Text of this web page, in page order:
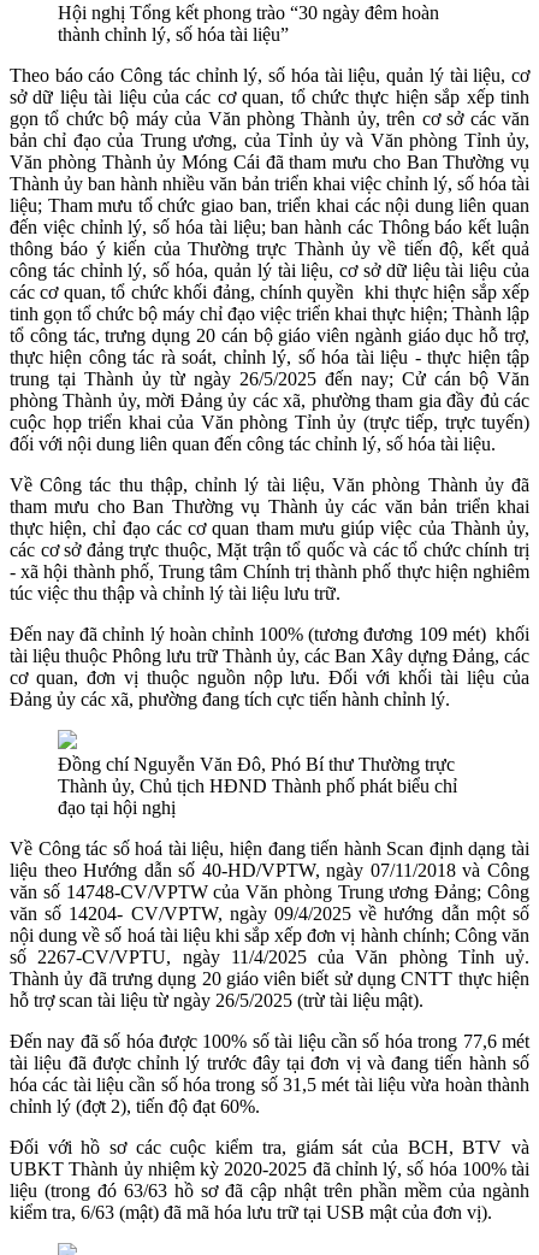
Hội nghị Tổng kết phong trào “30 ngày đêm hoàn
thành chỉnh lý, số hóa tài liệu”
Theo báo cáo Công tác chỉnh lý, số hóa tài liệu, quản lý tài liệu, cơ
sở dữ liệu tài liệu của các cơ quan, tổ chức thực hiện sắp xếp tinh
gọn tổ chức bộ máy của Văn phòng Thành ủy, trên cơ sở các văn
bản chỉ đạo của Trung ương, của Tỉnh ủy và Văn phòng Tỉnh ủy,
Văn phòng Thành ủy Móng Cái đã tham mưu cho Ban Thường vụ
Thành ủy ban hành nhiều văn bản triển khai việc chỉnh lý, số hóa tài
liệu; Tham mưu tổ chức giao ban, triển khai các nội dung liên quan
đến việc chỉnh lý, số hóa tài liệu; ban hành các Thông báo kết luận
thông báo ý kiến của Thường trực Thành ủy về tiến độ, kết quả
công tác chỉnh lý, số hóa, quản lý tài liệu, cơ sở dữ liệu tài liệu của
các cơ quan, tổ chức khối đảng, chính quyền khi thực hiện sắp xếp
tinh gọn tổ chức bộ máy chỉ đạo việc triển khai thực hiện; Thành lập
tổ công tác, trưng dụng 20 cán bộ giáo viên ngành giáo dục hỗ trợ,
thực hiện công tác rà soát, chỉnh lý, số hóa tài liệu - thực hiện tập
trung tại Thành ủy từ ngày 26/5/2025 đến nay; Cử cán bộ Văn
phòng Thành ủy, mời Đảng ủy các xã, phường tham gia đầy đủ các
cuộc họp triển khai của Văn phòng Tỉnh ủy (trực tiếp, trực tuyến)
đối với nội dung liên quan đến công tác chỉnh lý, số hóa tài liệu.
Về Công tác thu thập, chỉnh lý tài liệu, Văn phòng Thành ủy đã
tham mưu cho Ban Thường vụ Thành ủy các văn bản triển khai
thực hiện, chỉ đạo các cơ quan tham mưu giúp việc của Thành ủy,
các cơ sở đảng trực thuộc, Mặt trận tổ quốc và các tổ chức chính trị
- xã hội thành phố, Trung tâm Chính trị thành phố thực hiện nghiêm
túc việc thu thập và chỉnh lý tài liệu lưu trữ.
Đến nay đã chỉnh lý hoàn chỉnh 100% (tương đương 109 mét) khối
tài liệu thuộc Phông lưu trữ Thành ủy, các Ban Xây dựng Đảng, các
cơ quan, đơn vị thuộc nguồn nộp lưu. Đối với khối tài liệu của
Đảng ủy các xã, phường đang tích cực tiến hành chỉnh lý.
Đồng chí Nguyễn Văn Đô, Phó Bí thư Thường trực
Thành ủy, Chủ tịch HĐND Thành phố phát biểu chỉ
đạo tại hội nghị
Về Công tác số hoá tài liệu, hiện đang tiến hành Scan định dạng tài
liệu theo Hướng dẫn số 40-HD/VPTW, ngày 07/11/2018 và Công
văn số 14748-CV/VPTW của Văn phòng Trung ương Đảng; Công
văn số 14204- CV/VPTW, ngày 09/4/2025 về hướng dẫn một số
nội dung về số hoá tài liệu khi sắp xếp đơn vị hành chính; Công văn
số 2267-CV/VPTU, ngày 11/4/2025 của Văn phòng Tỉnh uỷ.
Thành ủy đã trưng dụng 20 giáo viên biết sử dụng CNTT thực hiện
hỗ trợ scan tài liệu từ ngày 26/5/2025 (trừ tài liệu mật).
Đến nay đã số hóa được 100% số tài liệu cần số hóa trong 77,6 mét
tài liệu đã được chỉnh lý trước đây tại đơn vị và đang tiến hành số
hóa các tài liệu cần số hóa trong số 31,5 mét tài liệu vừa hoàn thành
chỉnh lý (đợt 2), tiến độ đạt 60%.
Đối với hồ sơ các cuộc kiểm tra, giám sát của BCH, BTV và
UBKT Thành ủy nhiệm kỳ 2020-2025 đã chỉnh lý, số hóa 100% tài
liệu (trong đó 63/63 hồ sơ đã cập nhật trên phần mềm của ngành
kiểm tra, 6/63 (mật) đã mã hóa lưu trữ tại USB mật của đơn vị).